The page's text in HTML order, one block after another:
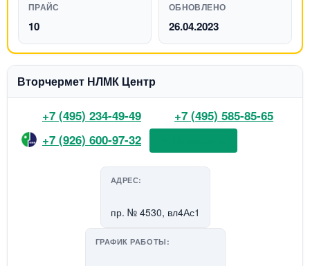
ПРАЙС
10
ОБНОВЛЕНО
26.04.2023
Вторчермет НЛМК Центр
+7 (495) 234-49-49
+7 (495) 585-85-65
+7 (926) 600-97-32
АДРЕС:
пр. № 4530, вл4Ас1
ГРАФИК РАБОТЫ: